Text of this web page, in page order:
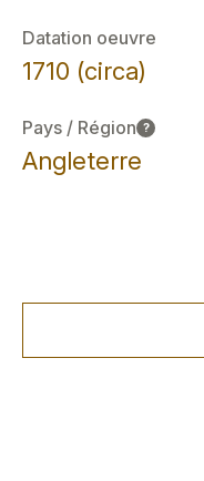
Datation oeuvre
1710 (circa)
Pays / Région ?
Angleterre